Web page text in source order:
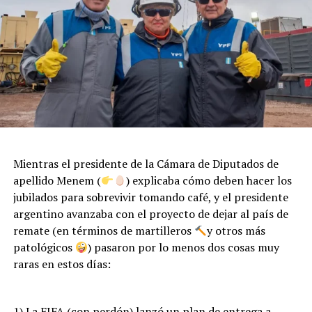
El aleteo de la mariposa dice la teoría, puede derivar en
un tornado del otro lado del planeta, contra las leyes
convencionales de la física.
Una visitante movilizada se posa en la mano de un
Mientras el presidente de la Cámara de Diputados de
apellido Menem (
) explicaba cómo deben hacer los
jubilados para sobrevivir tomando café, y el presidente
argentino avanzaba con el proyecto de dejar al país de
remate (en términos de martilleros
y otros más
patológicos
) pasaron por lo menos dos cosas muy
raras en estos días: